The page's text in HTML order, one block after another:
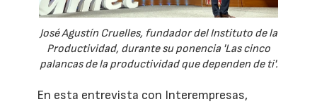
José Agustín Cruelles, fundador del Instituto de la
Productividad, durante su ponencia 'Las cinco
palancas de la productividad que dependen de ti'.
En esta entrevista con Interempresas,